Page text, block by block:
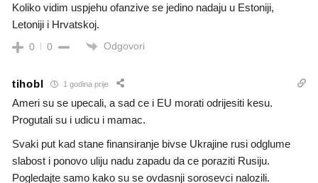
Koliko vidim uspjehu ofanzive se jedino nadaju u Estoniji,
Letoniji i Hrvatskoj.
0 0 Odgovori
tihobl 1 godina prije
Ameri su se upecali, a sad ce i EU morati odrijesiti kesu.
Progutali su i udicu i mamac.
Svaki put kad stane finansiranje bivse Ukrajine rusi odglume
slabost i ponovo uliju nadu zapadu da ce poraziti Rusiju.
Pogledajte samo kako su se ovdasnji sorosevci nalozili.